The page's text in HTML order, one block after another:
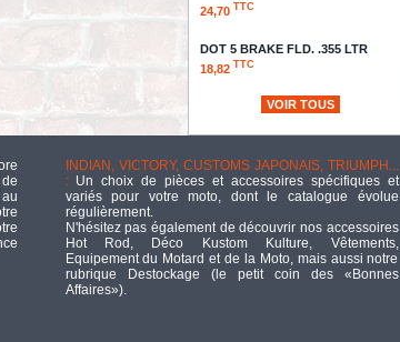
24,70 TTC
DOT 5 BRAKE FLD. .355 LTR
18,82 TTC
CHOKE CABLE ASSEMBLY
"WISECO PISTON KIT, .020 X 3-
1/2"" BORE"
511,83TTC
8in RISER STEM
68,75 TTC
VOIR TOUS
INDIAN, VICTORY, CUSTOMS JAPONAIS, TRIUMPH...
:Un choix de pièces et accessoires spécifiques et
variés pour votre moto, dont le catalogue évolue
régulièrement.
N'hésitez pas également de découvrir nos accessoires
Hot Rod, Déco Kustom Kulture, Vêtements,
Equipement du Motard et de la Moto, mais aussi notre
rubrique Destockage (le petit coin des «Bonnes
Affaires»).